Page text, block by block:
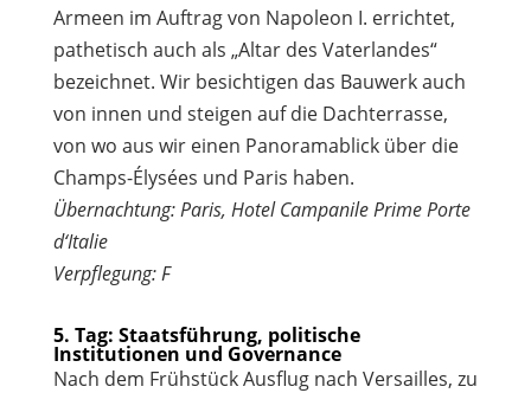
Armeen im Auftrag von Napoleon I. errichtet,
pathetisch auch als „Altar des Vaterlandes“
bezeichnet. Wir besichtigen das Bauwerk auch
von innen und steigen auf die Dachterrasse,
von wo aus wir einen Panoramablick über die
Champs-Élysées und Paris haben.
Übernachtung: Paris, Hotel Campanile Prime Porte
d‘Italie
Verpflegung: F
5. Tag: Staatsführung, politische
Institutionen und Governance
Nach dem Frühstück Ausflug nach Versailles, zu